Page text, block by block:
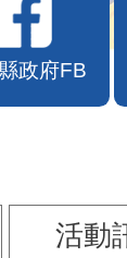
政府FB
活動